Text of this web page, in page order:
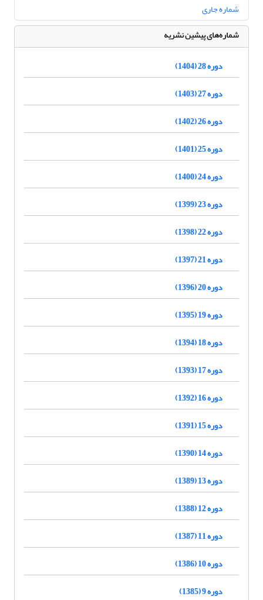
شماره جاری
شماره‌های پیشین نشریه
دوره 28 (1404)
دوره 27 (1403)
دوره 26 (1402)
دوره 25 (1401)
دوره 24 (1400)
دوره 23 (1399)
دوره 22 (1398)
دوره 21 (1397)
دوره 20 (1396)
دوره 19 (1395)
دوره 18 (1394)
دوره 17 (1393)
دوره 16 (1392)
دوره 15 (1391)
دوره 14 (1390)
دوره 13 (1389)
دوره 12 (1388)
دوره 11 (1387)
دوره 10 (1386)
دوره 9 (1385)